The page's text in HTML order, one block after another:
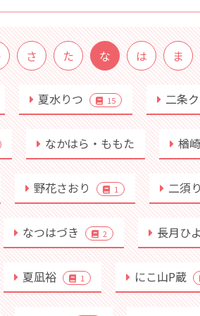
さ た な は ま
夏水りつ 15 二条
なかはら・ももた 楢
野花さおり 1 二須
なつはづき 2 長月ひ
夏凪裕 1 にこ山P蔵